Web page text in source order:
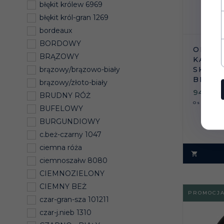
błękit królew 6969
błękit król-gran 1269
bordeaux
BORDOWY
BRĄZOWY
brązowy/brązowo-biały
brązowy/złoto-biały
BRUDNY RÓŻ
BUFELOWY
BURGUNDIOWY
c.beż-czarny 1047
ciemna róża
ciemnoszałw 8080
CIEMNOZIELONY
CIEMNY BEŻ
czar-gran-sza 101211
czar-j.nieb 1310
949,
PROMOCJA